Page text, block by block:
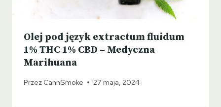
Olej pod język extractum fluidum
1% THC 1% CBD – Medyczna
Marihuana
Przez CannSmoke 27 maja, 2024